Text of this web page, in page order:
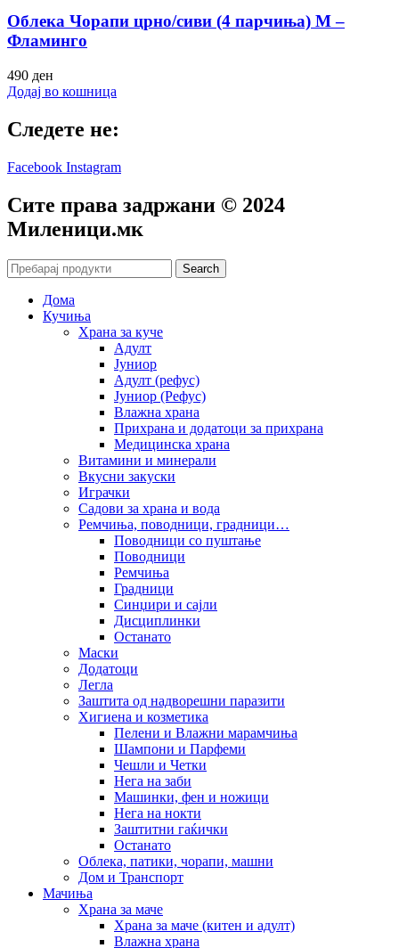
Облека Чорапи црно/сиви (4 парчиња) M –
Фламинго
490 ден
Додај во кошница
Следете не:
Facebook Instagram
Сите права задржани © 2024
Mиленици.мк
Search
Дома
Кучиња
Храна за куче
Адулт
Јуниор
Адулт (рефус)
Јуниор (Рефус)
Влажна храна
Прихрана и додатоци за прихрана
Медицинска храна
Витамини и минерали
Вкусни закуски
Играчки
Садови за храна и вода
Ремчиња, поводници, градници…
Поводници со пуштање
Поводници
Ремчиња
Градници
Синџири и сајли
Дисциплинки
Останато
Маски
Додатоци
Легла
Заштита од надворешни паразити
Хигиена и козметика
Пелени и Влажни марамчиња
Шампони и Парфеми
Чешли и Четки
Нега на заби
Машинки, фен и ножици
Нега на нокти
Заштитни гаќички
Останато
Облека, патики, чорапи, машни
Дом и Транспорт
Мачиња
Храна за маче
Храна за маче (китен и адулт)
Влажна храна